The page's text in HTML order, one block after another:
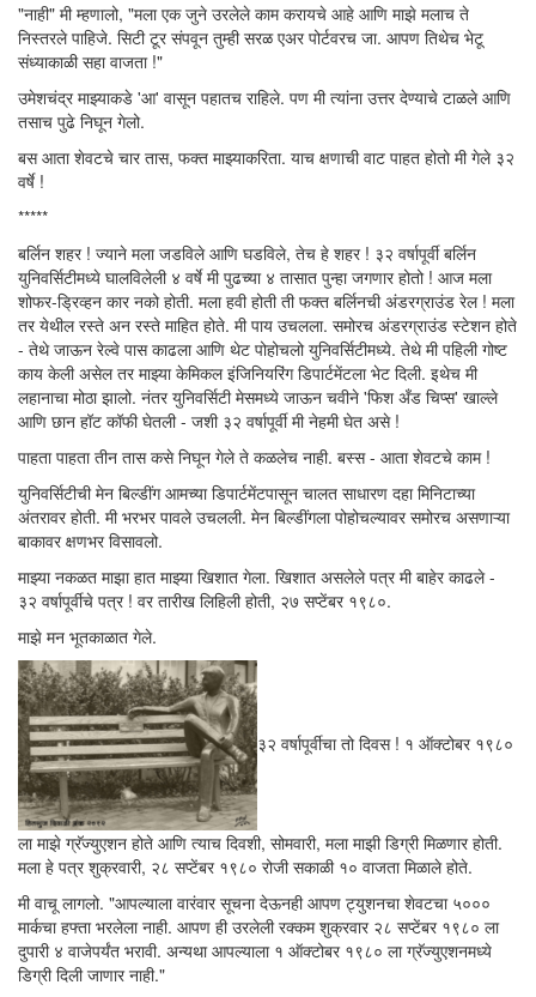
"नाही" मी म्हणालो, "मला एक जुने उरलेले काम करायचे आहे आणि माझे मलाच ते
निस्तरले पाहिजे. सिटी टूर संपवून तुम्ही सरळ एअर पोर्टवरच जा. आपण तिथेच भेटू
संध्याकाळी सहा वाजता !"
उमेशचंद्र माझ्याकडे 'आ' वासून पहातच राहिले. पण मी त्यांना उत्तर देण्याचे टाळले आणि
तसाच पुढे निघून गेलो.
बस आता शेवटचे चार तास, फक्त माझ्याकरिता. याच क्षणाची वाट पाहत होतो मी गेले ३२
वर्षे !
*****
बर्लिन शहर ! ज्याने मला जडविले आणि घडविले, तेच हे शहर ! ३२ वर्षापूर्वी बर्लिन
युनिवर्सिटीमध्ये घालविलेली ४ वर्षे मी पुढच्या ४ तासात पुन्हा जगणार होतो ! आज मला
शोफर-ड्रिव्हन कार नको होती. मला हवी होती ती फक्त बर्लिनची अंडरग्राउंड रेल ! मला
तर येथील रस्ते अन रस्ते माहित होते. मी पाय उचलला. समोरच अंडरग्राउंड स्टेशन होते
- तेथे जाऊन रेल्वे पास काढला आणि थेट पोहोचलो युनिवर्सिटीमध्ये. तेथे मी पहिली गोष्ट
काय केली असेल तर माझ्या केमिकल इंजिनियरिंग डिपार्टमेंटला भेट दिली. इथेच मी
लहानाचा मोठा झालो. नंतर युनिवर्सिटी मेसमध्ये जाऊन चवीने 'फिश अँड चिप्स' खाल्ले
आणि छान हॉट कॉफी घेतली - जशी ३२ वर्षापूर्वी मी नेहमी घेत असे !
पाहता पाहता तीन तास कसे निघून गेले ते कळलेच नाही. बस्स - आता शेवटचे काम !
युनिवर्सिटीची मेन बिल्डींग आमच्या डिपार्टमेंटपासून चालत साधारण दहा मिनिटाच्या
अंतरावर होती. मी भरभर पावले उचलली. मेन बिल्डींगला पोहोचल्यावर समोरच असणाऱ्या
बाकावर क्षणभर विसावलो.
माझ्या नकळत माझा हात माझ्या खिशात गेला. खिशात असलेले पत्र मी बाहेर काढले -
३२ वर्षापूर्वीचे पत्र ! वर तारीख लिहिली होती, २७ सप्टेंबर १९८०.
माझे मन भूतकाळात गेले.
३२ वर्षापूर्वीचा तो दिवस ! १ ऑक्टोबर १९८०
ला माझे ग्रॅज्युएशन होते आणि त्याच दिवशी, सोमवारी, मला माझी डिग्री मिळणार होती.
मला हे पत्र शुक्रवारी, २८ सप्टेंबर १९८० रोजी सकाळी १० वाजता मिळाले होते.
मी वाचू लागलो. "आपल्याला वारंवार सूचना देऊनही आपण ट्युशनचा शेवटचा ५०००
मार्कचा हफ्ता भरलेला नाही. आपण ही उरलेली रक्कम शुक्रवार २८ सप्टेंबर १९८० ला
दुपारी ४ वाजेपर्यंत भरावी. अन्यथा आपल्याला १ ऑक्टोबर १९८० ला ग्रॅज्युएशनमध्ये
डिग्री दिली जाणार नाही."